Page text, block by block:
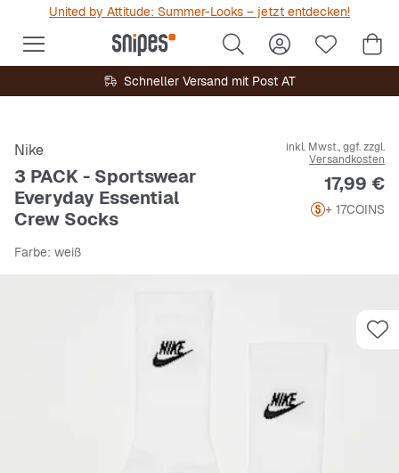
United by Attitude: Summer-Looks – jetzt entdecken!
Schneller Versand mit Post AT
Nike
3 PACK - Sportswear
Everyday Essential
Crew Socks
inkl. Mwst., ggf. zzgl.
Versandkosten
Preis
17,99 €
+ 17COINS
Farbe: weiß